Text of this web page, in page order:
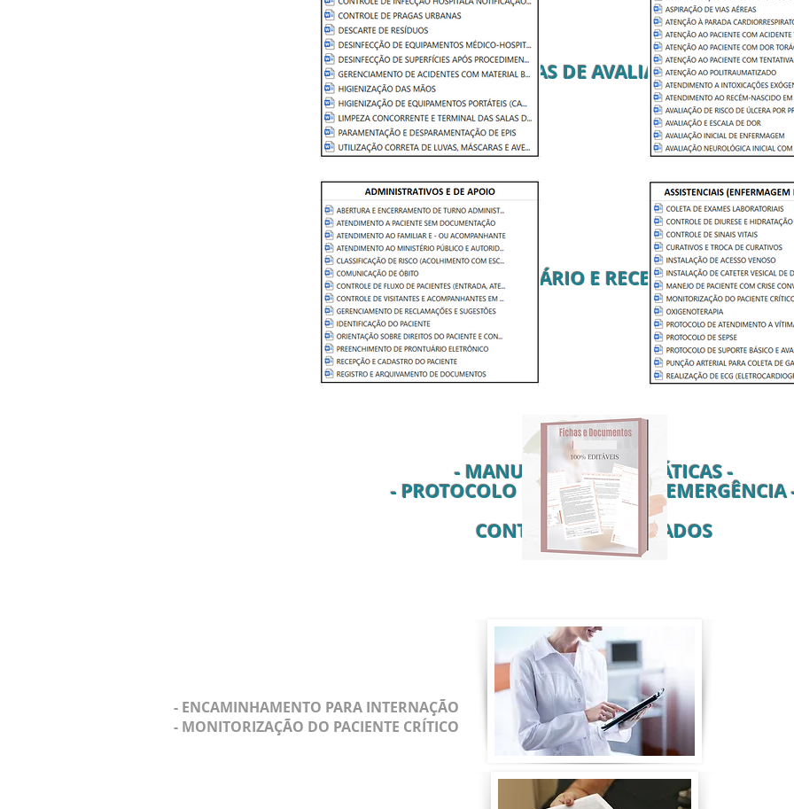
FICHAS DE AVALIAÇÃO
PRONTUÁRIO E RECEITUÁRIO
- MANUAL DE BOAS PRÁTICAS -
- PROTOCOLO DE URGÊNCIA E EMERGÊNCIA
CONTRATOS E ATESTADOS
- ENCAMINHAMENTO PARA INTERNAÇÃO
- MONITORIZAÇÃO DO PACIENTE CRÍTICO
FICHAS DE CONTROLE